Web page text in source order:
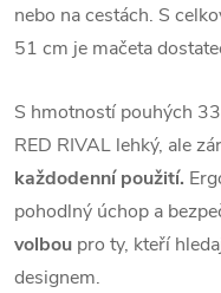
nebo na cestách. S
51 cm je mačeta
S hmotností pouhých
RED RIVAL lehký, ale
každodenní použití.
pohodlný úchop a
volbou pro ty, kteří
designem.